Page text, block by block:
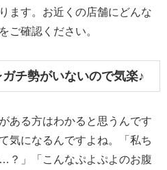
ます。お近くの店舗にどんな
ご確認ください。
チ勢がいないので気楽♪
ある方はわかると思うんです
気になるんですよね。「私ち
？」「こんなぷよぷよのお腹